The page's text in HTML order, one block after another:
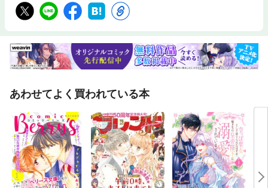
／／／／／／／／／／／／／
あわせてよく買われている本